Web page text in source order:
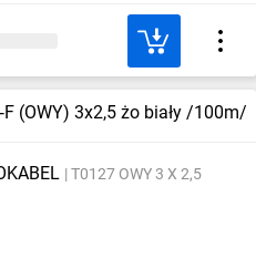
(OWY) 3x2,5 żo biały /100m/
T0127 OWY 3 X 2,5